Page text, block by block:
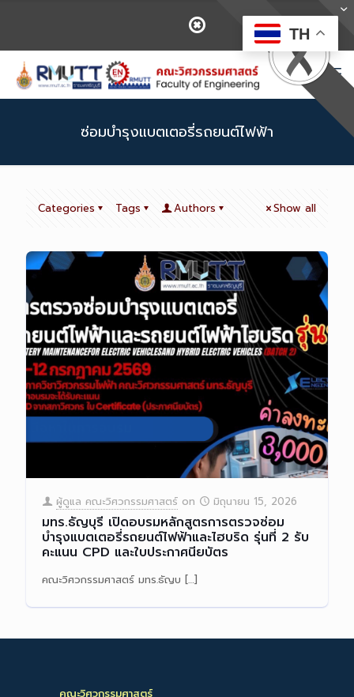
ซ่อมบำรุงแบตเตอรี่รถยนต์ไฟฟ้า
Categories Tags Authors Show all
ผู้ดูแล คณะวิศวกรรมศาสตร์ on มิถุนายน 15, 2026
มทร.ธัญบุรี เปิดอบรมหลักสูตรการตรวจซ่อม
บำรุงแบตเตอรี่รถยนต์ไฟฟ้าและไฮบริด รุ่นที่ 2 รับ
คะแนน CPD และใบประกาศนียบัตร
คณะวิศวกรรมศาสตร์ มทร.ธัญบ […]
คณะวิศวกรรมศาสตร์
TH